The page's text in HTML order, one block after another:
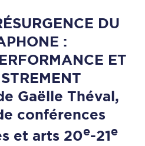
DU
:
ET
Gaëlle Théval,
conférences
et arts 20e-21e